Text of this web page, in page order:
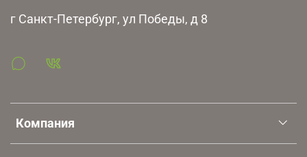
Компания
г Санкт-Петербург, ул Победы, д 8